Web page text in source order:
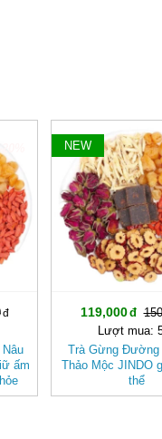
ấm
NEW
119,000
Lượt mua:
Trà Gừng Đường
Thảo Mộc JINDO
thể